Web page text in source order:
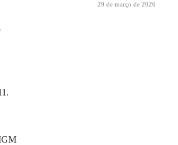
29 de março de 2026